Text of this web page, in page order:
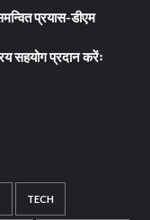
प्रयास-डीएम
सहयोग प्रदान करेंः
TECH